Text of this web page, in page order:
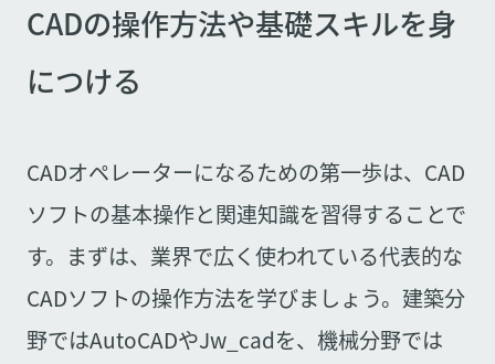
CADの操作方法や基礎スキルを身
につける
CADオペレーターになるための第一歩は、CAD
ソフトの基本操作と関連知識を習得することで
す。まずは、業界で広く使われている代表的な
CADソフトの操作方法を学びましょう。建築分
野ではAutoCADやJw_cadを、機械分野では